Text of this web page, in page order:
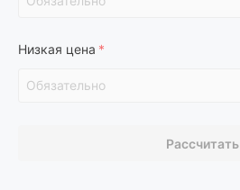
Низкая цена
Рассчитать